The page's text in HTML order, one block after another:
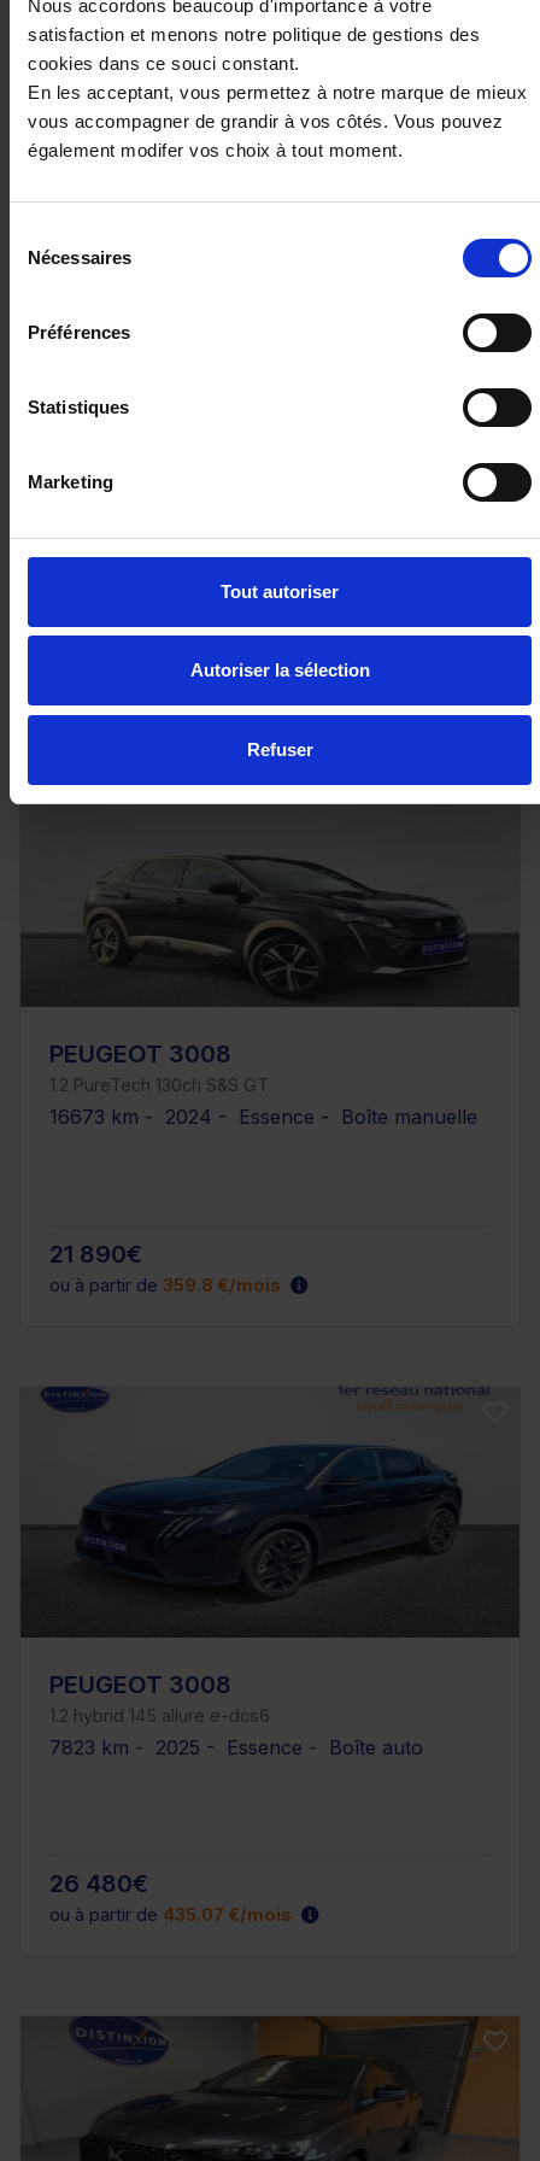
Nous accordons beaucoup d'importance à votre
satisfaction et menons notre politique de gestions des
cookies dans ce souci constant.
En les acceptant, vous permettez à notre marque de mieux
vous accompagner de grandir à vos côtés. Vous pouvez
également modifer vos choix à tout moment.
Nécessaires
Préférences
Statistiques
Marketing
Tout autoriser
Autoriser la sélection
Refuser
Ces véhicules pourraient vous
intéresser
PEUGEOT 3008
auto
25 980€
PEUGEOT 3008
1.2 PureTech 130ch S&S GT
16673 km - 2024 - Essence - Boîte manuelle
21 890€
ou à partir de 359.8 €/mois
PEUGEOT 3008
1.2 hybrid 145 allure e-dcs6
7823 km - 2025 - Essence - Boîte auto
26 480€
ou à partir de 435.07 €/mois